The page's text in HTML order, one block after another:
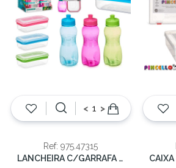
< >
Ref: 975.47315
LANCHEIRA C/GARRAFA 20.5x18x7cm